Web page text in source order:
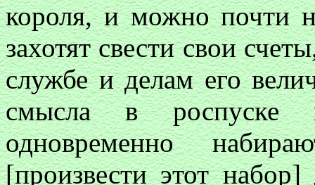
короля, и можно почти
захотят свести свои
службе и делам его
смысла в роспуске
одновременно
[произвести этот